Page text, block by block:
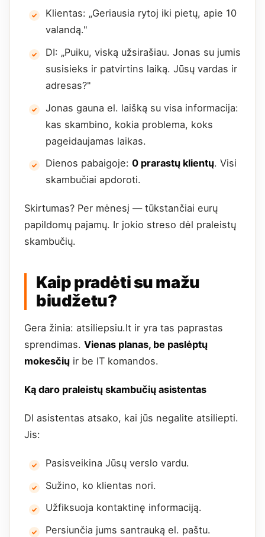
Klientas: „Geriausia rytoj iki pietų, apie 10
valandą."
DI: „Puiku, viską užsirašiau. Jonas su jumis
susisieks ir patvirtins laiką. Jūsų vardas ir
adresas?"
Jonas gauna el. laišką su visa informacija:
kas skambino, kokia problema, koks
pageidaujamas laikas.
Dienos pabaigoje: 0 prarastų klientų. Visi
skambučiai apdoroti.
Skirtumas? Per mėnesį — tūkstančiai eurų
papildomų pajamų. Ir jokio streso dėl praleistų
skambučių.
Kaip pradėti su mažu
biudžetu?
Gera žinia: atsiliepsiu.lt ir yra tas paprastas
sprendimas. Vienas planas, be paslėptų
mokesčių ir be IT komandos.
Ką daro praleistų skambučių asistentas
DI asistentas atsako, kai jūs negalite atsiliepti.
Jis:
Pasisveikina Jūsų verslo vardu.
Sužino, ko klientas nori.
Užfiksuoja kontaktinę informaciją.
Persiunčia jums santrauką el. paštu.